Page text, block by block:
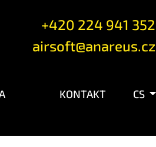
+420 224 941 352
airsoft@anareus.cz
KONTAKT CS